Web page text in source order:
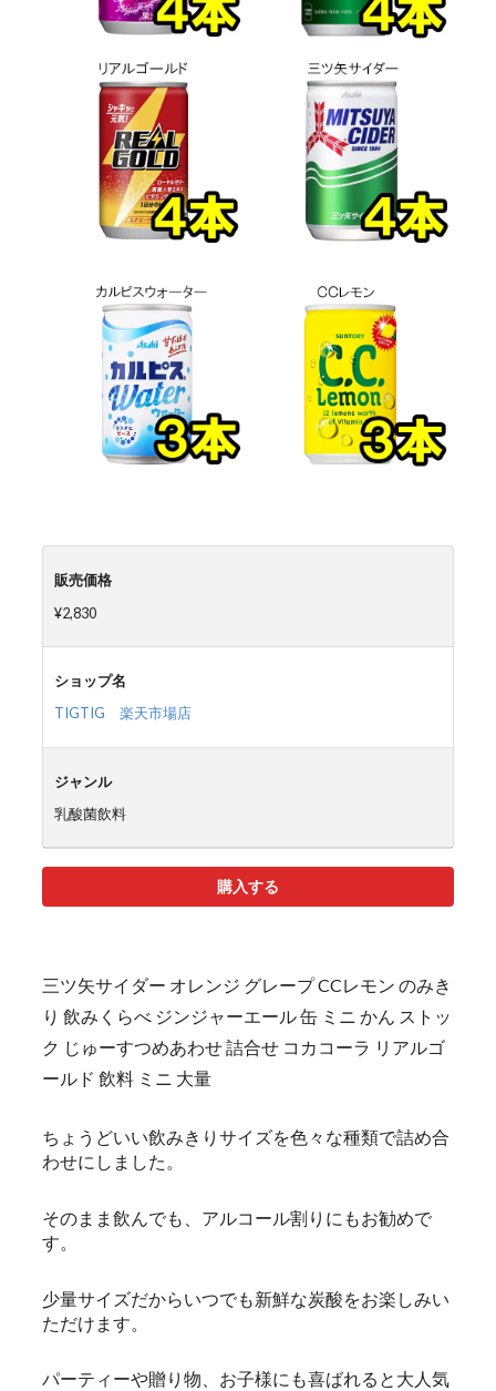
販売価格
¥2,830
ショップ名
TIGTIG 楽天市場店
ジャンル
乳酸菌飲料
購入する
三ツ矢サイダー オレンジ グレープ CCレモン のみき
り 飲みくらべ ジンジャーエール 缶 ミニ かん ストッ
ク じゅーすつめあわせ 詰合せ コカコーラ リアルゴ
ールド 飲料 ミニ 大量
ちょうどいい飲みきりサイズを色々な種類で詰め合
わせにしました。
そのまま飲んでも、アルコール割りにもお勧めで
す。
少量サイズだからいつでも新鮮な炭酸をお楽しみい
ただけます。
パーティーや贈り物、お子様にも喜ばれると大人気